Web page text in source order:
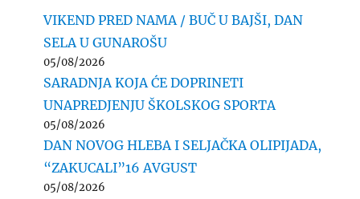
VIKEND PRED NAMA / BUČ U BAJŠI, DAN
SELA U GUNAROŠU
05/08/2026
SARADNJA KOJA ĆE DOPRINETI
UNAPREDJENJU ŠKOLSKOG SPORTA
05/08/2026
DAN NOVOG HLEBA I SELJAČKA OLIPIJADA,
“ZAKUCALI”16 AVGUST
05/08/2026